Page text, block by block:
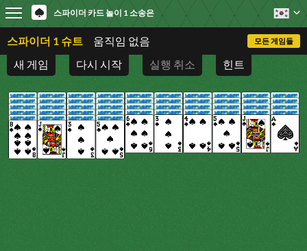
스파이더 카드 놀이 1 소송은
스파이더 1 슈트 움직임 없음 모든 게임들
새 게임 다시 시작 실행 취소 힌트